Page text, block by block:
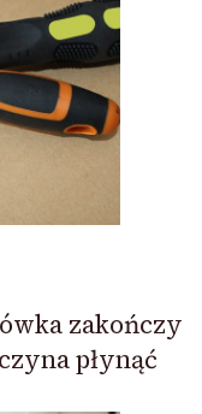
zakończy
płynąć